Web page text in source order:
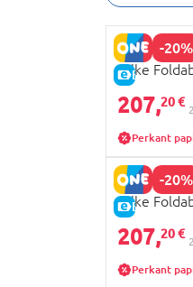
-20%
E-KAINA
GLOBBER
Trike
pilkas, 732-
207,20 €
Perkant
-20%
E-KAINA
GLOBBER
Trike
spalvos ,
207,20 €
Perkant